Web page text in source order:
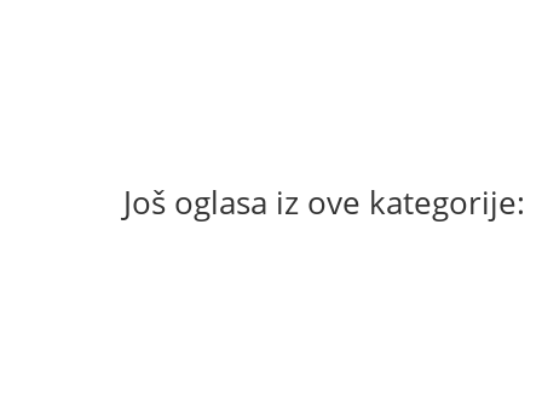
Još oglasa iz ove kategorije: